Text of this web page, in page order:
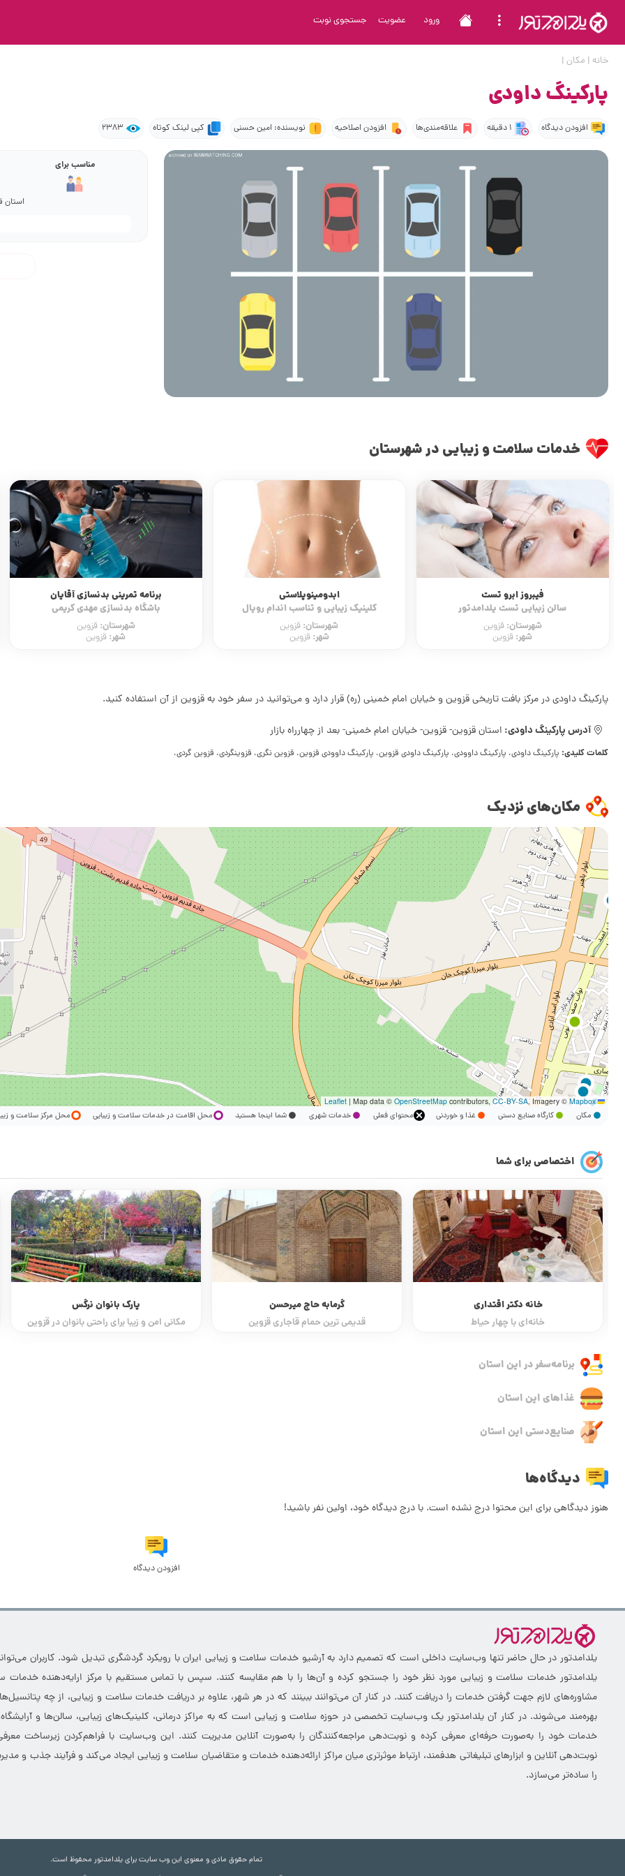
ورود عضویت جستجوی نوبت
خانه | مکان |
پارکینگ داودی
افزودن دیدگاه 1 دقیقه علاقه‌مندی‌ها افزودن اصلاحیه نویسنده: امین حسنی کپی لینک کوتاه 2383
مناسب برای
استان
خدمات سلامت و زیبایی در شهرستان
فیبروز ابرو تست
سالن زیبایی تست یلدامدتور
شهرستان:قزوین
شهر: قزوین
ابدومینوپلاستی
کلینیک زیبایی و تناسب اندام رویال
شهرستان: قزوین
شهر:قزوین
برنامه تمرینی بدنسازی آقایان
باشگاه بدنسازی مهدی کریمی
شهرستان:قزوین
شهر: قزوین
پارکینگ داودی در مرکز بافت تاریخی قزوین و خیابان امام خمینی (ره) قرار دارد و می‌توانید در سفر خود به قزوین از آن استفاده کنید.
آدرس پارکینگ داودی: استان قزوین- قزوین- خیابان امام خمینی- بعد از چهارراه بازار
کلمات کلیدی: پارکینگ داودی، پارکینگ داوودی، پارکینگ داودی قزوین، پارکینگ داوودی قزوین، قزوین نگری، قزوینگردی، قزوین گردی،
مکان‌های نزدیک
Leaflet
| Map data © OpenStreetMapcontributors, CC-BY-SA, Imagery © Mapbox
مکان کارگاه صنایع دستی غذا و خوردنی محتوای فعلی خدمات شهری شما اینجا هستید محل اقامت در خدمات سلامت و زیبایی محل مرکز سلامت و
اختصاصی برای شما
خانه دکتر اقتداری
خانه‌ای با چهار حیاط
گرمابه حاج میرحسن
قدیمی ترین حمام قاجاری قزوین
پارک بانوان نرگس
مکانی امن و زیبا برای راحتی بانوان در قزوین
برنامه‌سفر‌ در این استان
غذاهای این استان
صنایع‌دستی این استان
دیدگاه‌ها
هنوز دیدگاهی برای این محتوا درج نشده است. با درج دیدگاه خود، اولین نفر باشید!
افزودن دیدگاه
یلدامدتور در حال حاضر تنها وب‌سایت داخلی است که تصمیم دارد به آرشیو خدمات سلامت و زیبایی ایران با رویکرد گردشگری تبدیل شود. کاربران
یلدامدتور خدمات سلامت و زیبایی مورد نظر خود را جستجو کرده و آن‌ها را با هم مقایسه کنند. سپس با تماس مستقیم با مرکز ارایه‌دهنده خدمات
مشاوره‌های لازم جهت گرفتن خدمات را دریافت کنند. در کنار آن می‌توانند ببینند که در هر شهر، علاوه بر دریافت خدمات سلامت و زیبایی، از چه
بهره‌مند می‌شوند. در کنار آن یلدامدتور یک وب‌سایت تخصصی در حوزه سلامت و زیبایی است که به مراکز درمانی، کلینیک‌های زیبایی، سالن‌ها و
خدمات خود را به‌صورت حرفه‌ای معرفی کرده و نوبت‌دهی مراجعه‌کنندگان را به‌صورت آنلاین مدیریت کنند. این وب‌سایت با فراهم‌کردن زیرساخت
نوبت‌دهی آنلاین و ابزارهای تبلیغاتی هدفمند، ارتباط موثرتری میان مراکز ارائه‌دهنده خدمات و متقاضیان سلامت و زیبایی ایجاد می‌کند و فرآیند جذب و
را ساده‌تر می‌سازد.
تمام حقوق مادی و معنوی این وب سایت برای یلدامدتور محفوظ است.